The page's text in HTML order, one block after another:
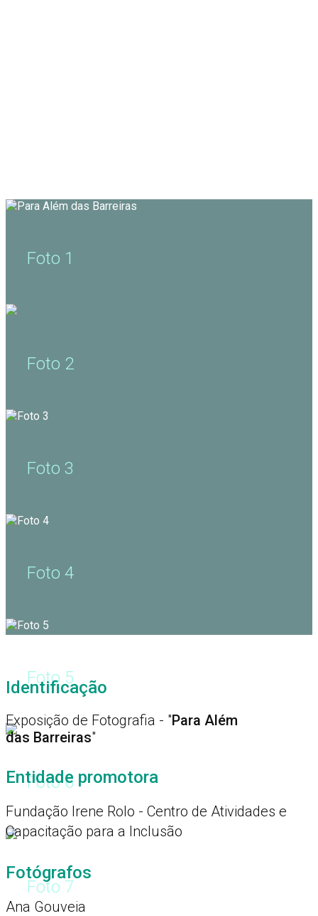
Foto 1
Foto 2
Foto 3
Foto 4
Foto 5
Foto 6
Foto 7
Identificação
Exposição de Fotografia - "Para Além
das Barreiras"
Entidade promotora
Fundação Irene Rolo - Centro de Atividades e
Capacitação para a Inclusão
Fotógrafos
Ana Gouveia